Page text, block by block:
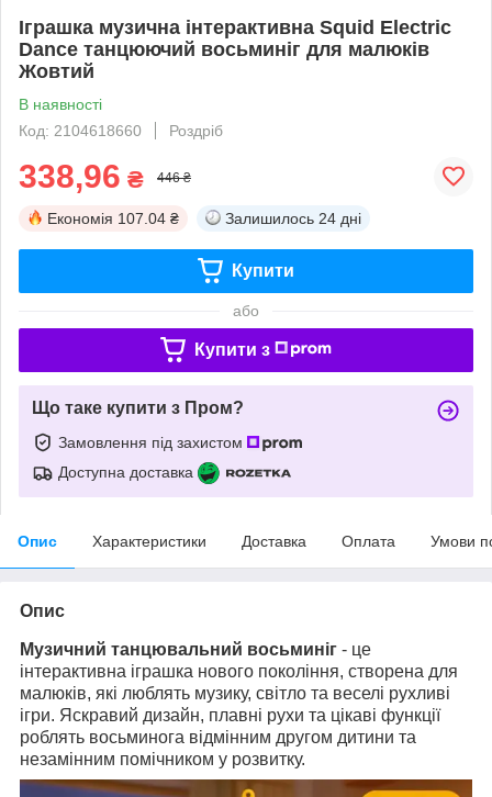
Іграшка музична інтерактивна Squid Electric
Dance танцюючий восьминіг для малюків
Жовтий
В наявності
Код: 2104618660
Роздріб
338,96 ₴ 446 ₴
Економія 107.04 ₴ Залишилось 24 дні
Купити
або
Купити з
Що таке купити з Пром?
Замовлення під захистом
Доступна доставка
Опис Характеристики Доставка Оплата Умови
Опис
Музичний танцювальний восьминіг - це
інтерактивна іграшка нового покоління, створена для
малюків, які люблять музику, світло та веселі рухливі
ігри. Яскравий дизайн, плавні рухи та цікаві функції
роблять восьминога відмінним другом дитини та
незамінним помічником у розвитку.